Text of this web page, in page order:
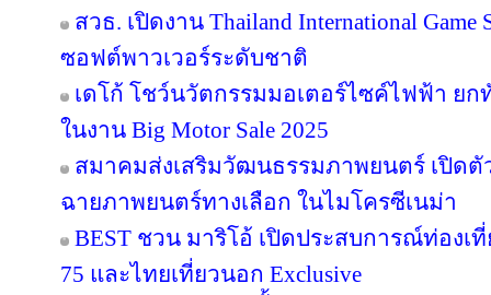
สวธ. เปิดงาน Thailand International Game
ซอฟต์พาวเวอร์ระดับชาติ
เดโก้ โชว์นวัตกรรมมอเตอร์ไซค์ไฟฟ้า ยก
ในงาน Big Motor Sale 2025
สมาคมส่งเสริมวัฒนธรรมภาพยนตร์ เปิดตั
ฉายภาพยนตร์ทางเลือก ในไมโครซีเนม่า
BEST ชวน มาริโอ้ เปิดประสบการณ์ท่องเ
75 และไทยเที่ยวนอก Exclusive